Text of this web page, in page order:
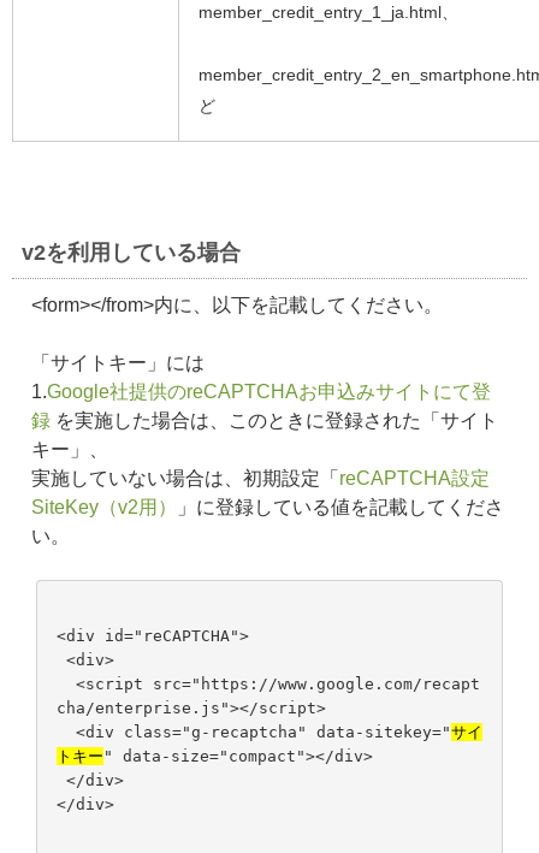
member_credit_entry_1_ja.html、
ど
v2を利用している場合
<form></from>内に、以下を記載してください。
「サイトキー」には
1.Google社提供のreCAPTCHAお申込みサイトにて登
録 を実施した場合は、このときに登録された「サイト
キー」、
実施していない場合は、初期設定「 reCAPTCHA設定
SiteKey（v2用）
」に登録している値を記載してくださ
い。
<div id="reCAPTCHA">
<div>
<script src="https://www.google.com/recapt
cha/enterprise.js"></script>
<div class="g-recaptcha" data-sitekey="サイ
トキー " data-size="compact"></div>
</div>